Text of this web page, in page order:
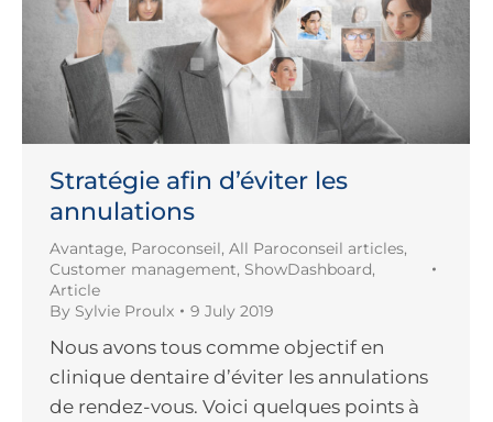
Stratégie afin d’éviter les
annulations
Avantage, Paroconseil, All Paroconseil articles,
Customer management, ShowDashboard,
Article
By Sylvie Proulx 9 July 2019
Nous avons tous comme objectif en
clinique dentaire d’éviter les annulations
de rendez-vous. Voici quelques points à